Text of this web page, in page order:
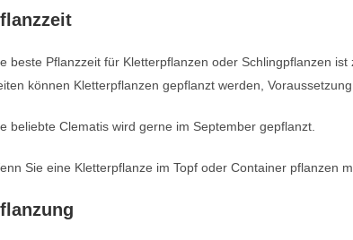
beste Pflanzzeit für Kletterpflanzen oder Schlingpflanzen
können Kletterpflanzen gepflanzt werden,
beliebte Clematis wird gerne im September gepflanzt.
Sie eine Kletterpflanze im Topf oder Container pflanzen